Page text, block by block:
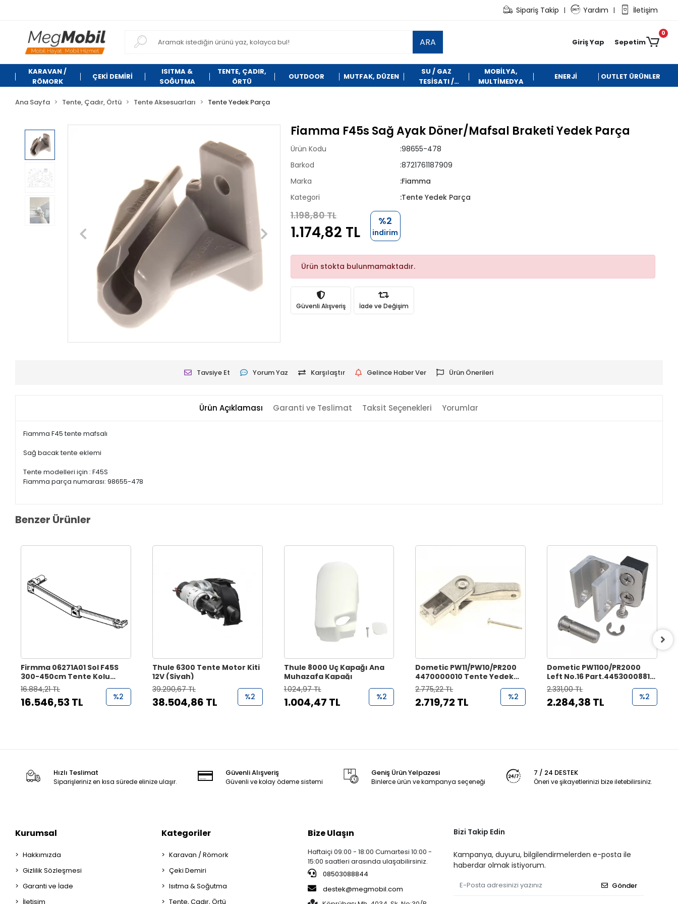
Sipariş Takip | Yardım | İletişim
ARA Giriş Yap Sepetim
0
KARAVAN /
RÖMORK
ÇEKİ DEMİRİ
ISITMA &
SOĞUTMA
TENTE, ÇADIR,
ÖRTÜ
OUTDOOR MUTFAK, DÜZEN
SU / GAZ
TESİSATI /
MOBİLYA,
MULTİMEDYA
ENERJİ OUTLET ÜRÜNLER
Ana Sayfa Tente, Çadır, Örtü Tente Aksesuarları Tente Yedek Parça
Fiamma F45s Sağ Ayak Döner/Mafsal Braketi Yedek Parça
Ürün Kodu
:98655-478
Barkod
:8721761187909
Marka
:Fiamma
Kategori
:Tente Yedek Parça
1.198,80 TL
1.174,82 TL
%2
indirim
Ürün stokta bulunmamaktadır.
Güvenli Alışveriş İade ve Değişim
Tavsiye Et Yorum Yaz Karşılaştır Gelince Haber Ver Ürün Önerileri
Ürün Açıklaması Garanti ve Teslimat Taksit Seçenekleri Yorumlar
Fiamma F45 tente mafsalı
Sağ bacak tente eklemi
Tente modelleri için : F45S
Fiamma parça numarası: 98655-478
Benzer Ürünler
Firmma 06271A01 Sol F45S
300-450cm Tente Kolu
Yedek Parça
16.884,21 TL
16.546,53 TL %2
Thule 6300 Tente Motor Kiti
12V (Siyah)
39.290,67 TL
38.504,86 TL %2
Thule 8000 Uç Kapağı Ana
Muhazafa Kapağı
1.024,97 TL
1.004,47 TL %2
Dometic PW11/PW10/PR200
4470000010 Tente Yedek
Parçası
2.775,22 TL
2.719,72 TL %2
Dometic PW1100/PR2000
Left No.16 Part.4453000881
Tente Yedek Parçası
2.331,00 TL
2.284,38 TL %2
Hızlı Teslimat
Siparişleriniz en kısa sürede elinize ulaşır.
Güvenli Alışveriş
Güvenli ve kolay ödeme sistemi
Geniş Ürün Yelpazesi
Binlerce ürün ve kampanya seçeneği
7 / 24 DESTEK
Öneri ve şikayetlerinizi bize iletebilirsiniz.
Kurumsal
Hakkımızda
Gizlilik Sözleşmesi
Garanti ve İade
İletişim
Kategoriler
Karavan / Römork
Çeki Demiri
Isıtma & Soğutma
Tente, Çadır, Örtü
Bize Ulaşın
Haftaiçi 09:00 - 18:00 Cumartesi 10:00 -
15:00 saatleri arasında ulaşabilirsiniz.
08503088844
destek@megmobil.com
Bizi Takip Edin
Kampanya, duyuru, bilgilendirmelerden e-posta ile
haberdar olmak istiyorum.
Gönder